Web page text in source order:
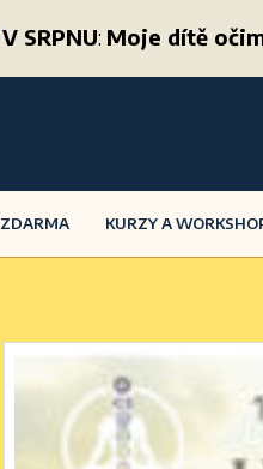
V SRPNU: Moje dítě
ZDARMA KURZY A